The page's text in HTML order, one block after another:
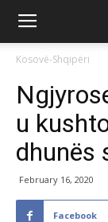
Kosovë-Shqipëri
u
dhunës
February 16, 2020
Facebook